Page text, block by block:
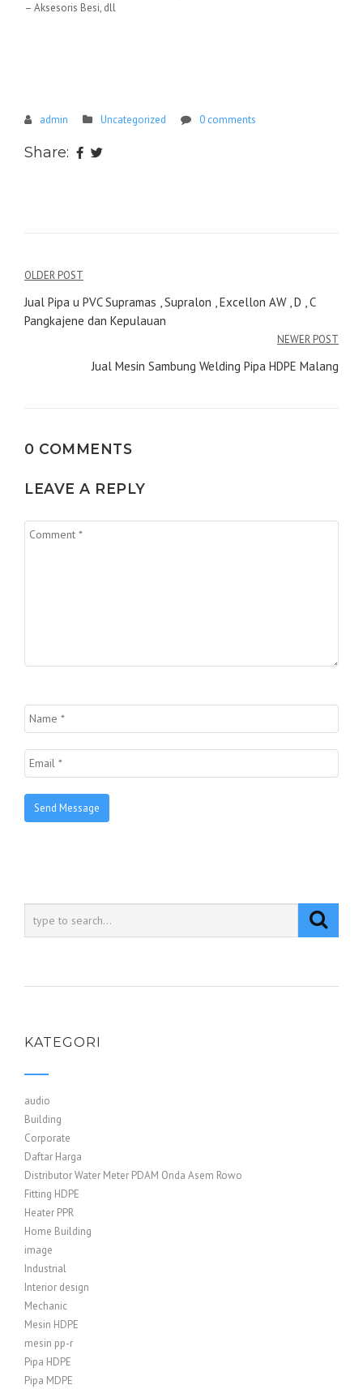
– Aksesoris Besi, dll
admin Uncategorized 0 comments
Share:
Navigasi
pos
OLDER POST
Jual Pipa u PVC Supramas , Supralon , Excellon AW , D , C
Pangkajene dan Kepulauan
NEWER POST
Jual Mesin Sambung Welding Pipa HDPE Malang
0 COMMENTS
LEAVE A REPLY
KATEGORI
audio
Building
Corporate
Daftar Harga
Distributor Water Meter PDAM Onda Asem Rowo
Fitting HDPE
Heater PPR
Home Building
image
Industrial
Interior design
Mechanic
Mesin HDPE
mesin pp-r
Pipa HDPE
Pipa MDPE